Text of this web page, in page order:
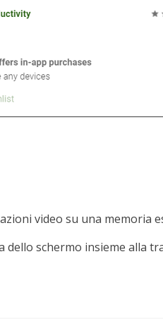
video su una memoria
schermo insieme alla